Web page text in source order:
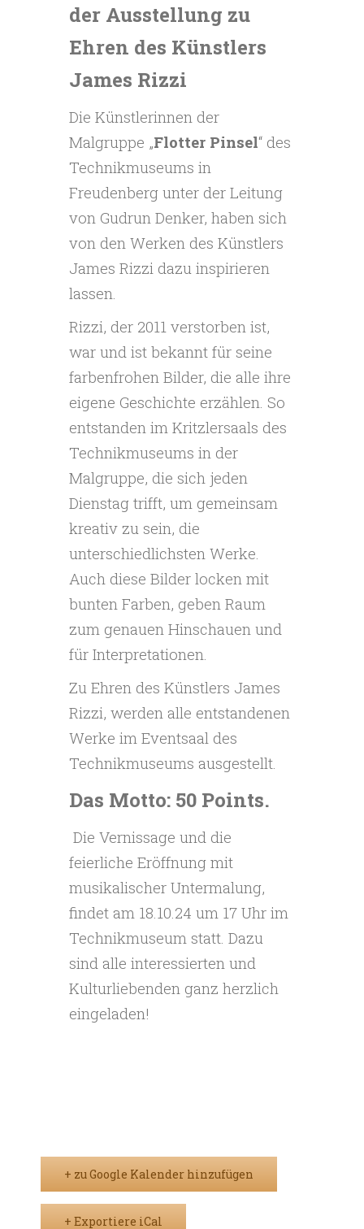
der Ausstellung zu
Ehren des Künstlers
James Rizzi
Die Künstlerinnen der
Malgruppe „Flotter Pinsel“ des
Technikmuseums in
Freudenberg unter der Leitung
von Gudrun Denker, haben sich
von den Werken des Künstlers
James Rizzi dazu inspirieren
lassen.
Rizzi, der 2011 verstorben ist,
war und ist bekannt für seine
farbenfrohen Bilder, die alle ihre
eigene Geschichte erzählen. So
entstanden im Kritzlersaals des
Technikmuseums in der
Malgruppe, die sich jeden
Dienstag trifft, um gemeinsam
kreativ zu sein, die
unterschiedlichsten Werke.
Auch diese Bilder locken mit
bunten Farben, geben Raum
zum genauen Hinschauen und
für Interpretationen.
Zu Ehren des Künstlers James
Rizzi, werden alle entstandenen
Werke im Eventsaal des
Technikmuseums ausgestellt.
Das Motto: 50 Points.
Die Vernissage und die
feierliche Eröffnung mit
musikalischer Untermalung,
findet am 18.10.24 um 17 Uhr im
Technikmuseum statt. Dazu
sind alle interessierten und
Kulturliebenden ganz herzlich
eingeladen!
+ zu Google Kalender hinzufügen
+ Exportiere iCal